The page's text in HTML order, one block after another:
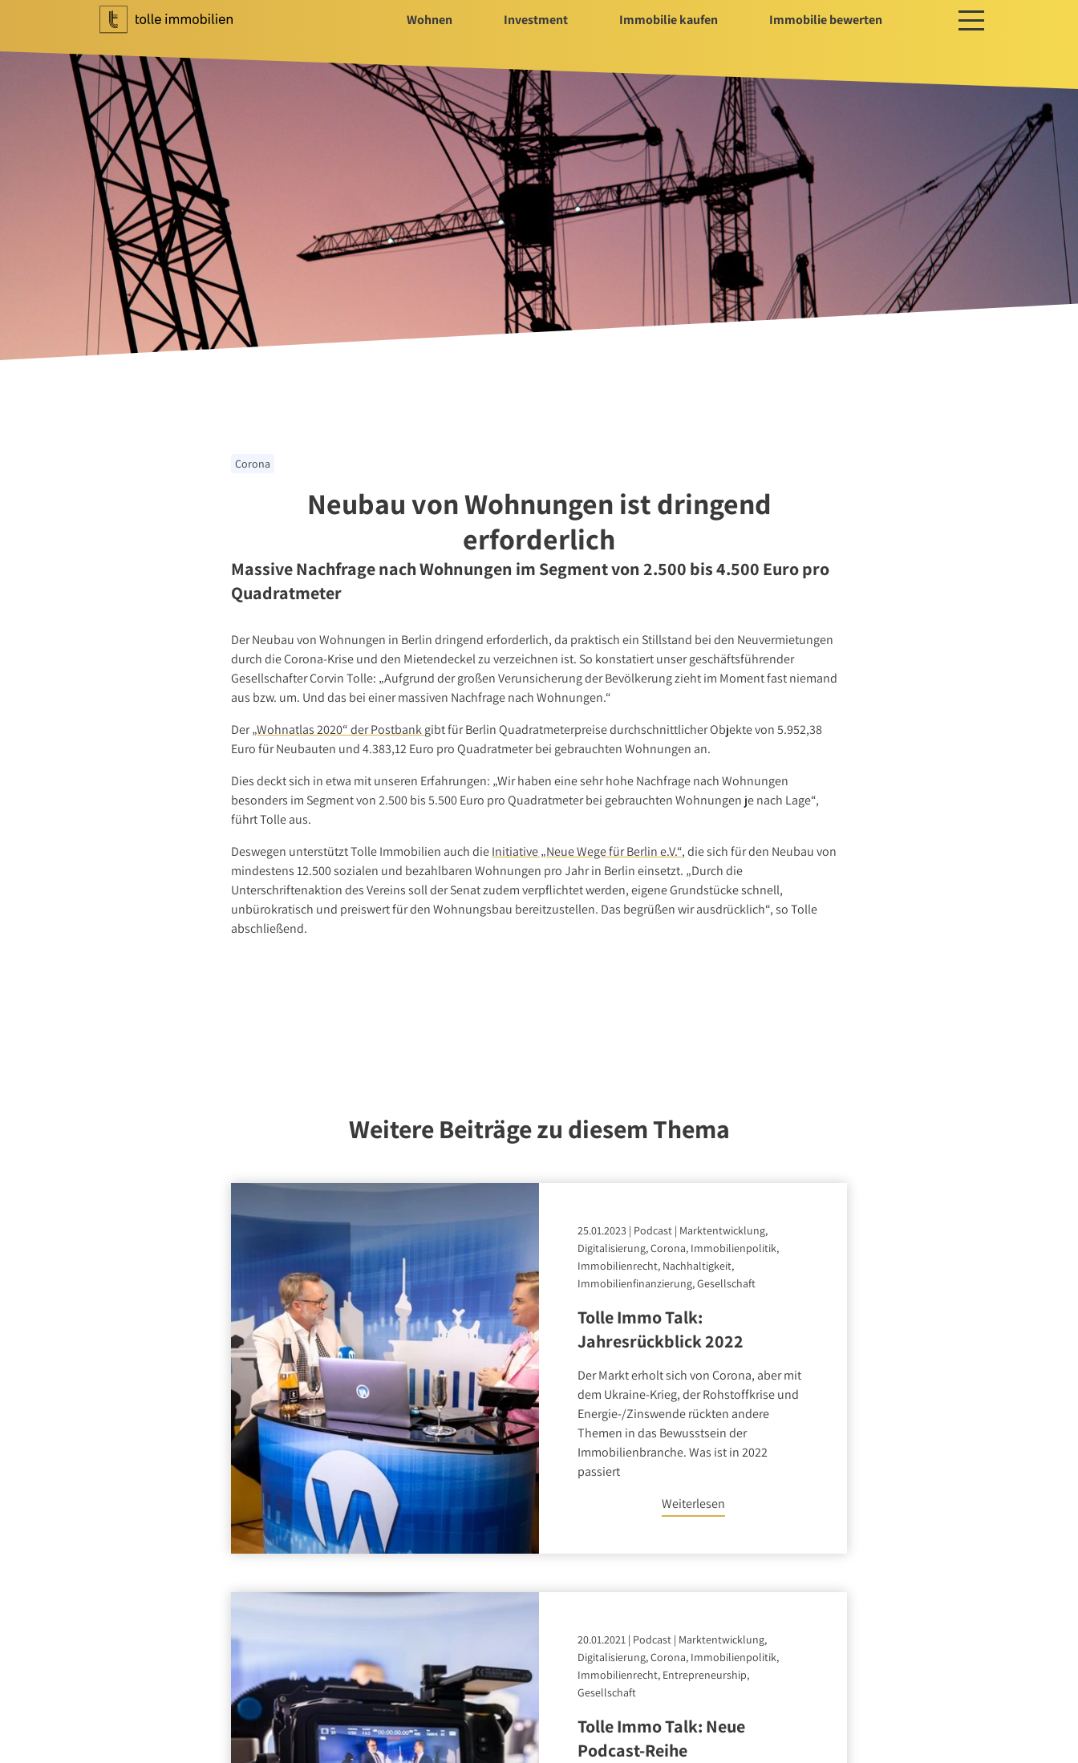
Wohnen Investment Immobilie kaufen Immobilie bewerten
Wohnen
Ihr Makler für Wohnen
Immobilie bewerten
Immobilie verkaufen
Referenzen
Tippgeber
Newsletter Wohnen
Newsletter Investment
Immobilie kaufen
Immobilienangebote
Immobilienmarkt
Suchauftrag Wohnen
Services
Bauträger / Projektentwickler
Hausverwaltung
Nachlassservice
Blog
News
Podcast
Ratgeber
Corona
Neubau von Wohnungen ist dringend
erforderlich
Massive Nachfrage nach Wohnungen im Segment von 2.500 bis 4.500 Euro pro
Quadratmeter
Der Neubau von Wohnungen in Berlin dringend erforderlich, da praktisch ein Stillstand bei den Neuvermietungen
durch die Corona-Krise und den Mietendeckel zu verzeichnen ist. So konstatiert unser geschäftsführender
Gesellschafter Corvin Tolle: „Aufgrund der großen Verunsicherung der Bevölkerung zieht im Moment fast niemand
aus bzw. um. Und das bei einer massiven Nachfrage nach Wohnungen.“
Der„Wohnatlas 2020“ der Postbankgibt für Berlin Quadratmeterpreise durchschnittlicher Objekte von 5.952,38
Euro für Neubauten und 4.383,12 Euro pro Quadratmeter bei gebrauchten Wohnungen an.
Dies deckt sich in etwa mit unseren Erfahrungen: „Wir haben eine sehr hohe Nachfrage nach Wohnungen
besonders im Segment von 2.500 bis 5.500 Euro pro Quadratmeter bei gebrauchten Wohnungen je nach Lage“,
führt Tolle aus.
Deswegen unterstützt Tolle Immobilien auch dieInitiative „Neue Wege für Berlin e.V.“, die sich für den Neubau von
mindestens 12.500 sozialen und bezahlbaren Wohnungen pro Jahr in Berlin einsetzt. „Durch die
Unterschriftenaktion des Vereins soll der Senat zudem verpflichtet werden, eigene Grundstücke schnell,
unbürokratisch und preiswert für den Wohnungsbau bereitzustellen. Das begrüßen wir ausdrücklich“, so Tolle
abschließend.
Weitere Beiträge zu diesem Thema
25.01.2023 | Podcast | Marktentwicklung,
Digitalisierung, Corona, Immobilienpolitik,
Immobilienrecht, Nachhaltigkeit,
Immobilienfinanzierung, Gesellschaft
Tolle Immo Talk:
Jahresrückblick 2022
Der Markt erholt sich von Corona, aber mit
dem Ukraine-Krieg, der Rohstoffkrise und
Energie-/Zinswende rückten andere
Themen in das Bewusstsein der
Immobilienbranche. Was ist in 2022
passiert
Weiterlesen
20.01.2021 | Podcast | Marktentwicklung,
Digitalisierung, Corona, Immobilienpolitik,
Immobilienrecht, Entrepreneurship,
Gesellschaft
Tolle Immo Talk: Neue
Podcast-Reihe